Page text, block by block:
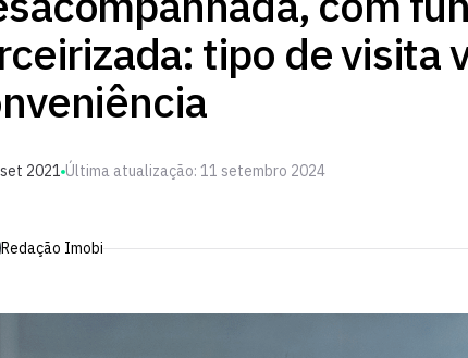
tipo de visita
2021 Última atualização: 11 setembro 2024
Redação Imobi